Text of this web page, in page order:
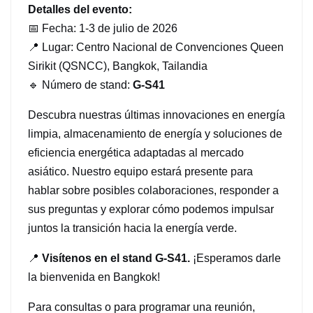
日本語
한국의
Detalles del evento:
📅 Fecha: 1-3 de julio de 2026
📍 Lugar: Centro Nacional de Convenciones Queen
Sirikit (QSNCC), Bangkok, Tailandia
🔹 Número de stand: G-S41
Descubra nuestras últimas innovaciones en energía
limpia, almacenamiento de energía y soluciones de
eficiencia energética adaptadas al mercado
asiático. Nuestro equipo estará presente para
hablar sobre posibles colaboraciones, responder a
sus preguntas y explorar cómo podemos impulsar
juntos la transición hacia la energía verde.
📍 Visítenos en el stand G-S41. ¡Esperamos darle
la bienvenida en Bangkok!
Para consultas o para programar una reunión,